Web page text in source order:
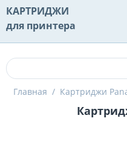
КАРТРИДЖИ
для принтера
Главная / Картриджи